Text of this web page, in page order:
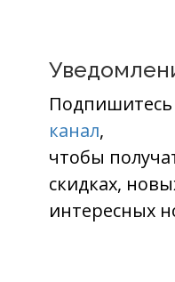
канал,
чтобы
скидках,
интересных